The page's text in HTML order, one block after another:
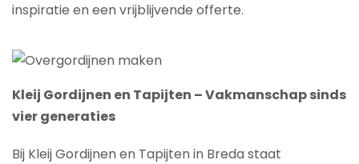
inspiratie en een vrijblijvende offerte.
Kleij Gordijnen en Tapijten – Vakmanschap sinds
vier generaties
Bij Kleij Gordijnen en Tapijten in Breda staat